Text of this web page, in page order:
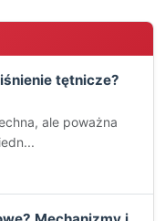
tętnicze?
ale poważna